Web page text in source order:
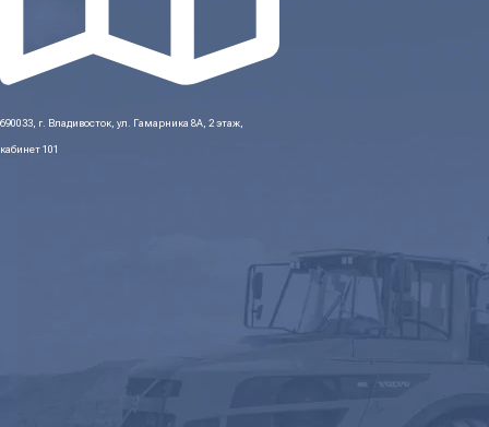
690033, г. Владивосток, ул. Гамарника 8А, 2 этаж,
кабинет 101